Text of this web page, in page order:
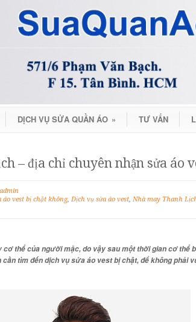
DỊCH VỤ SỬA QUẦN ÁO » TƯ VẤN
– địa chỉ chuyên nhận sửa áo
admin
áo vest bị chật không, Dịch vụ sửa áo vest, Nhà may Thanh
thể của người mặc, do vậy sau một thời gian cơ thể
cần tìm đến dịch vụ sửa áo vest bị chật, để không phải